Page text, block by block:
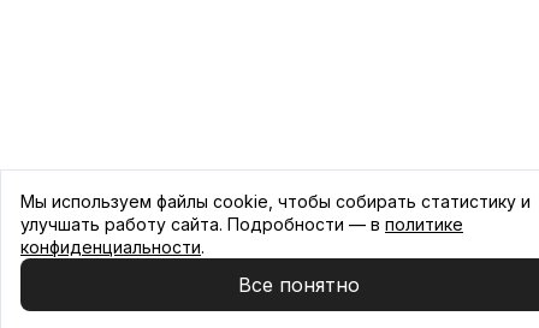
Мы используем файлы cookie, чтобы собирать статистику и
улучшать работу сайта. Подробности — в политике
конфиденциальности.
Все понятно